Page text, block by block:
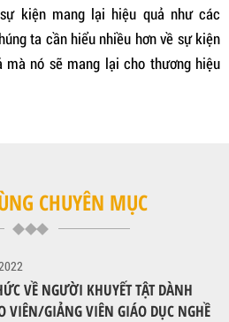
kiện mang lại hiệu quả như các
ta cần hiểu nhiều hơn về sự kiện
nó sẽ mang lại cho thương hiệu
CHUYÊN MỤC
VỀ NGƯỜI KHUYẾT TẬT DÀNH
VIÊN/GIẢNG VIÊN GIÁO DỤC NGHỀ